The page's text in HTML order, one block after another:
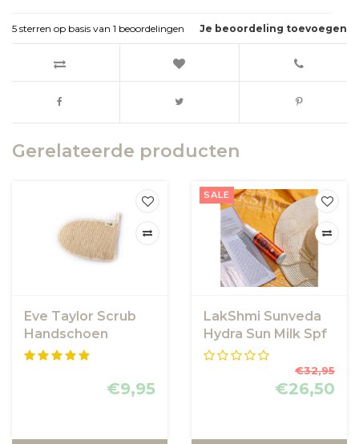
Je beoordeling toevoegen
5 sterren op basis van 1 beoordelingen
Gerelateerde producten
Eve Taylor Scrub
Handschoen
€9,95
SALE
LakShmi Sunveda
Hydra Sun Milk Spf
15 -
Zonbescherming in
€32,95
€26,50